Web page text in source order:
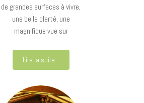
de grandes surfaces à vivre,
une belle clarté, une
magnifique vue sur
Lire la suite...